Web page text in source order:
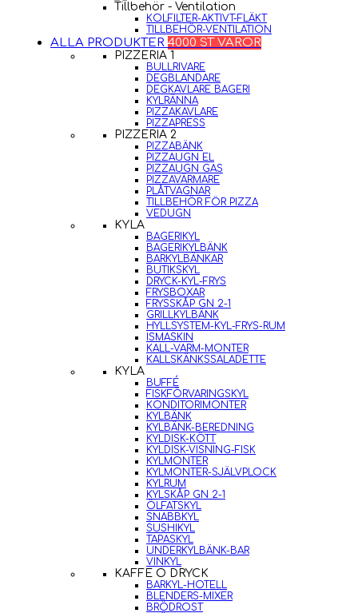
Tillbehör - Ventilation
KOLFILTER-AKTIVT-FLÄKT
TILLBEHÖR-VENTILATION
ALLA PRODUKTER 4000 ST VAROR
PIZZERIA 1
BULLRIVARE
DEGBLANDARE
DEGKAVLARE BAGERI
KYLRÄNNA
PIZZAKAVLARE
PIZZAPRESS
PIZZERIA 2
PIZZABÄNK
PIZZAUGN EL
PIZZAUGN GAS
PIZZAVÄRMARE
PLÅTVAGNAR
TILLBEHÖR FÖR PIZZA
VEDUGN
KYLA
BAGERIKYL
BAGERIKYLBÄNK
BARKYLBÄNKAR
BUTIKSKYL
DRYCK-KYL-FRYS
FRYSBOXAR
FRYSSKÅP GN 2-1
GRILLKYLBÄNK
HYLLSYSTEM-KYL-FRYS-RUM
ISMASKIN
KALL-VARM-MONTER
KALLSKÄNKSSALADETTE
KYLA
BUFFÉ
FISKFÖRVARINGSKYL
KONDITORIMONTER
KYLBÄNK
KYLBÄNK-BEREDNING
KYLDISK-KÖTT
KYLDISK-VISNING-FISK
KYLMONTER
KYLMONTER-SJÄLVPLOCK
KYLRUM
KYLSKÅP GN 2-1
ÖLFATSKYL
SNABBKYL
SUSHIKYL
TAPASKYL
UNDERKYLBÄNK-BAR
VINKYL
KAFFE O DRYCK
BARKYL-HOTELL
BLENDERS-MIXER
BRÖDROST